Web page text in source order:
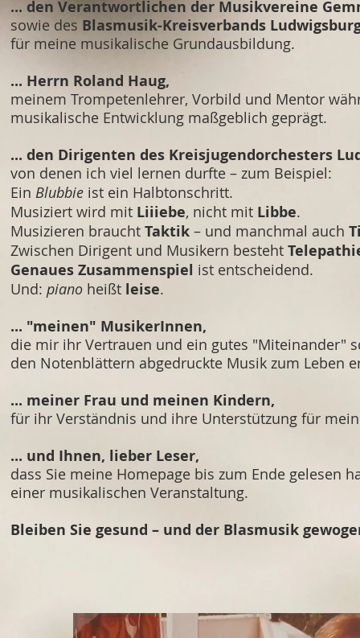
... den Verantwortlichen der Musikvereine
sowie des Blasmusik-Kreisverbands
für meine musikalische Grundausbildung.
... Herrn Roland Haug,
meinem Trompetenlehrer, Vorbild und Mentor
musikalische Entwicklung maßgeblich geprägt.
... den Dirigenten des Kreisjugendorchesters
von denen ich viel lernen durfte – zum Beispiel:
Ein Blubbie ist ein Halbtonschritt.
Musiziert wird mit Liiiebe, nicht mit Libbe.
Musizieren braucht Taktik – und manchmal auch
Zwischen Dirigent und Musikern besteht
Genaues Zusammenspiel ist entscheidend.
Und: piano heißt leise.
... "meinen" MusikerInnen,
die mir ihr Vertrauen und ein gutes "Miteinander"
den Notenblättern abgedruckte Musik zum Leben
... meiner Frau und meinen Kindern,
für ihr Verständnis und ihre Unterstützung für
... und Ihnen, lieber Leser,
dass Sie meine Homepage bis zum Ende gelesen
einer musikalischen Veranstaltung.
Bleiben Sie gesund – und der Blasmusik